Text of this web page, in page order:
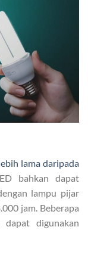
lama daripada
bahkan dapat
lampu pijar
jam. Beberapa
digunakan